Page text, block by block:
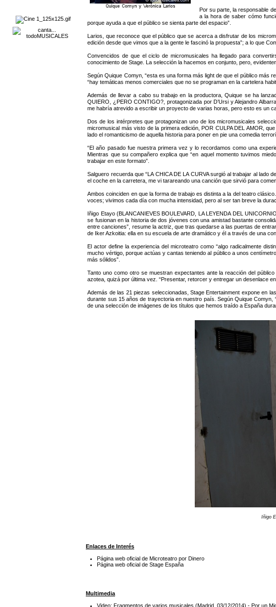
Por su parte, la responsable
a la hora de saber cómo
porque ayuda a que el público se sienta parte del espacio”.
Larios, que reconoce que el público que se acerca a disfrutar de los
edición desde que vimos que a la gente le fascinó la propuesta”; a lo que
Convencidos de que el ciclo de micromusicales ha llegado para
conocimiento de Stage. La selección la hacemos en conjunto, pero,
Según Quique Comyn, “esta es una forma más light de que el público más
“hay temáticas menos comerciales que no se programan en la cartelera
Además de llevar a cabo su trabajo en la productora, Quique se ha
QUIERO, ¿PERO CONTIGO?, protagonizada por D’Ursi y Alejandro
me habría atrevido a escribir un proyecto de varias horas, pero esto es un
Dos de los intérpretes que protagonizan uno de los micromusicales
micromusical más visto de la primera edición, POR CULPA DEL AMOR,
lado el romanticismo de aquella historia para poner en pie una comedia
“El año pasado fue nuestra primera vez y lo recordamos como una
Mientras que su compañero explica que “en aquel momento tuvimos
trabajar en este formato”.
Salguero recuerda que “LA CHICA DE LA CURVA surgió al trabajar al
el coche en la carretera, me vi tarareando una canción que sirvió para
Ambos coinciden en que la forma de trabajo es distinta a la del teatro
voces; vivimos cada día con mucha intensidad, pero al ser tan breve la
Iñigo Etayo (BLANCANIEVES BOULEVARD, LA LEYENDA DEL
se fusionan en la historia de dos jóvenes con una amistad bastante
entre canciones”, resume la actriz, que tras quedarse a las puertas de
de Iker Azkoitia: ella en su escuela de arte dramático y él a través de una
El actor define la experiencia del microteatro como “algo radicalmente
mucho vértigo, porque actúas y cantas teniendo al público a unos
más sólidos”.
Tanto uno como otro se muestran expectantes ante la reacción del
azotea, quizá por última vez. “Presentar, retorcer y entregar un desenlace
Además de las 21 piezas seleccionadas, Stage Entertainment expone en
durante sus 15 años de trayectoria en nuestro país. Según Quique
de una selección de imágenes de los títulos que hemos traído a España
Iñigo
Enlaces de Interés
Página web oficial de Microteatro por Dinero
Página web oficial de Stage España
Multimedia
Video: Fragmentos de varios musicales (Madrid, 03/12/2014) - Por un